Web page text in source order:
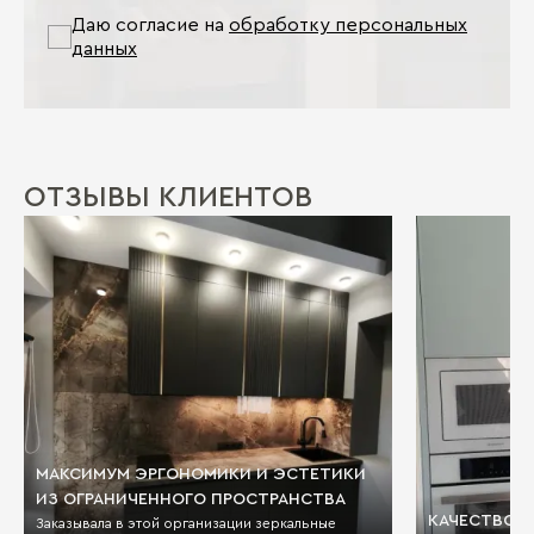
Даю согласие на обработку персональных
данных
ОТЗЫВЫ КЛИЕНТОВ
МАКСИМУМ ЭРГОНОМИКИ И ЭСТЕТИКИ
ИЗ ОГРАНИЧЕННОГО ПРОСТРАНСТВА
Заказывала в этой организации зеркальные
КАЧЕСТВО